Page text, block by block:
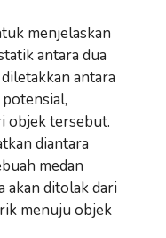
menjelaskan
antara dua
antara
objek tersebut.
diantara
medan
akan ditolak dari
menuju objek